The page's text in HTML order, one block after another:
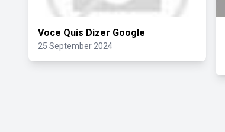
Voce Quis Dizer Google
25 September 2024